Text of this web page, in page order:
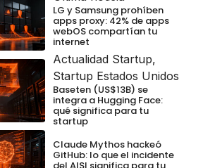
LG y Samsung prohíben
apps proxy: 42% de apps
webOS compartían tu
internet
Actualidad Startup,
Startup Estados Unidos
Baseten (US$13B) se
integra a Hugging Face:
qué significa para tu
startup
Claude Mythos hackeó
GitHub: lo que el incidente